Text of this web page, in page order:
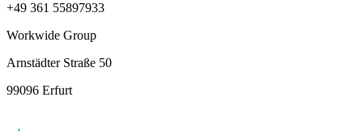
+49 361 55897933
Workwide Group
Arnstädter Straße 50
99096 Erfurt